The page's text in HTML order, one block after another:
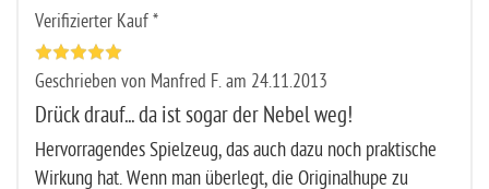
Verifizierter Kauf *
Geschrieben von Manfred F. am 24.11.2013
Drück drauf... da ist sogar der Nebel weg!
Hervorragendes Spielzeug, das auch dazu noch praktische
Wirkung hat. Wenn man überlegt, die Originalhupe zu